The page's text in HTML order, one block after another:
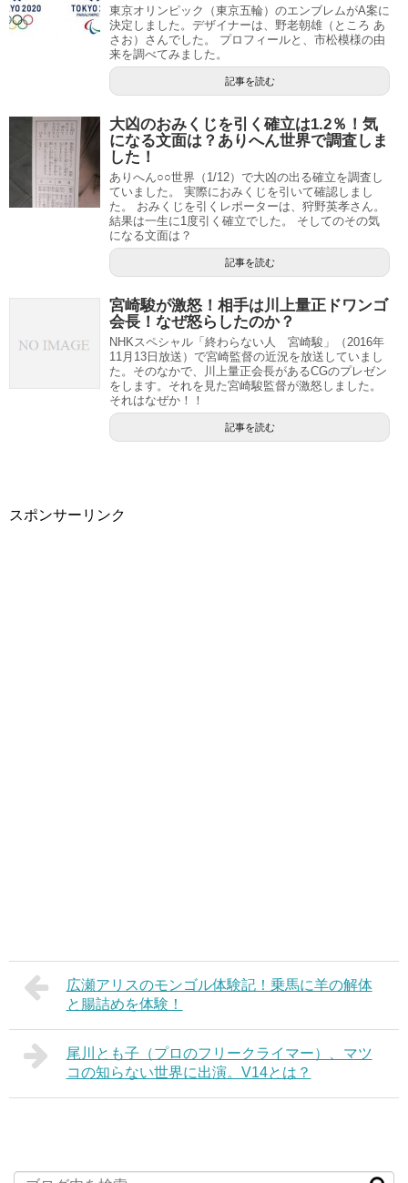
東京オリンピック（東京五輪）のエンブレムがA案に
決定しました。デザイナーは、野老朝雄（ところ あ
さお）さんでした。 プロフィールと、市松模様の由
来を調べてみました。
記事を読む
大凶のおみくじを引く確立は1.2％！気
になる文面は？ありへん世界で調査しま
した！
ありへん○○世界（1/12）で大凶の出る確立を調査し
ていました。 実際におみくじを引いて確認しまし
た。 おみくじを引くレポーターは、狩野英孝さん。
結果は一生に1度引く確立でした。 そしてのその気
になる文面は？
記事を読む
宮崎駿が激怒！相手は川上量正ドワンゴ
会長！なぜ怒らしたのか？
NHKスペシャル「終わらない人 宮崎駿」（2016年
11月13日放送）で宮崎監督の近況を放送していまし
た。そのなかで、川上量正会長があるCGのプレゼン
をします。それを見た宮崎駿監督が激怒しました。
それはなぜか！！
記事を読む
スポンサーリンク
広瀬アリスのモンゴル体験記！乗馬に羊の解体
と腸詰めを体験！
尾川とも子（プロのフリークライマー）、マツ
コの知らない世界に出演。V14とは？